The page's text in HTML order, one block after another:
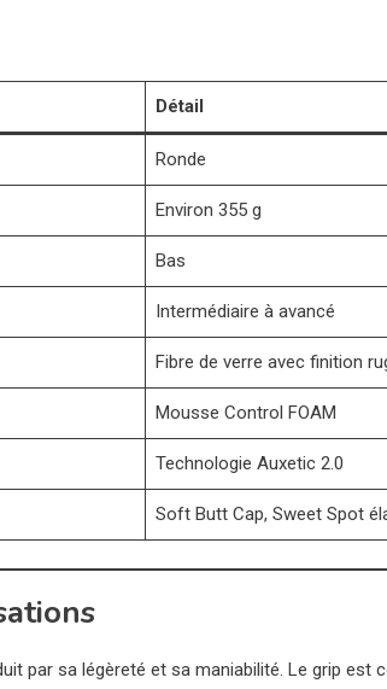
Détail
Ronde
Environ 355 g
Bas
Intermédiaire à avancé
Fibre de verre avec finition
Mousse Control FOAM
Technologie Auxetic 2.0
Soft Butt Cap, Sweet Spot
par sa légèreté et sa maniabilité. Le grip